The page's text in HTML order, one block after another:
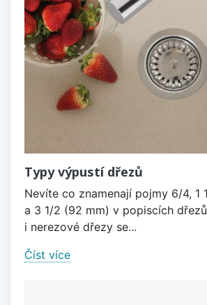
Typy výpustí dřezů
Nevíte co znamenají pojmy 6/4, 1
a 3 1/2 (92 mm) v popiscích
i nerezové dřezy se...
Číst více